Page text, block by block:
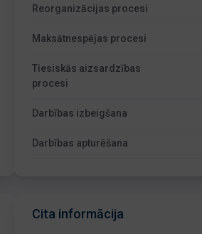
Reorganizācijas procesi
Maksātnespējas procesi
Tiesiskās aizsardzības
procesi
Darbības izbeigšana
Darbības apturēšana
Cita informācija